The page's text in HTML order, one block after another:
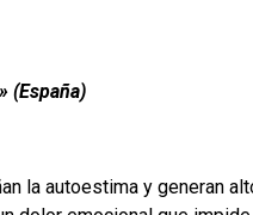
(España)
la autoestima y generan